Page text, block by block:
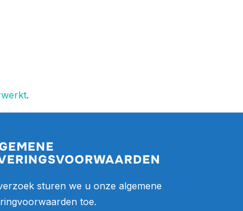
.
sturen we u onze algemene
toe.